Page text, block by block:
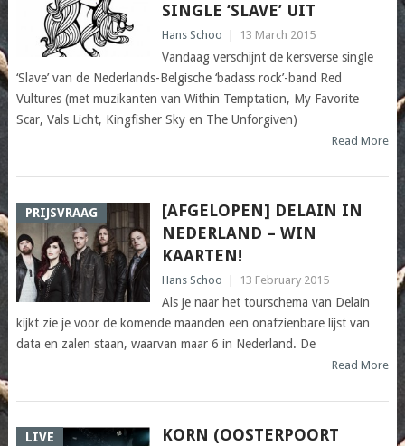
SINGLE ‘SLAVE’ UIT
Hans Schoo 13 March 2015
Vandaag verschijnt de kersverse single
‘Slave’ van de Nederlands-Belgische ‘badass rock’-band Red
Vultures (met muzikanten van Within Temptation, My Favorite
Scar, Vals Licht, Kingfisher Sky en The Unforgiven)
Read More
PRIJSVRAAG
[AFGELOPEN] DELAIN IN
NEDERLAND – WIN
KAARTEN!
Hans Schoo 13 February 2015
Als je naar het tourschema van Delain
kijkt zie je voor de komende maanden een onafzienbare lijst van
data en zalen staan, waarvan maar 6 in Nederland. De
Read More
LIVE
KORN (OOSTERPOORT